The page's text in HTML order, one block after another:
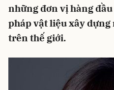
những đơn vị hàng
pháp vật liệu xây
trên thế giới.